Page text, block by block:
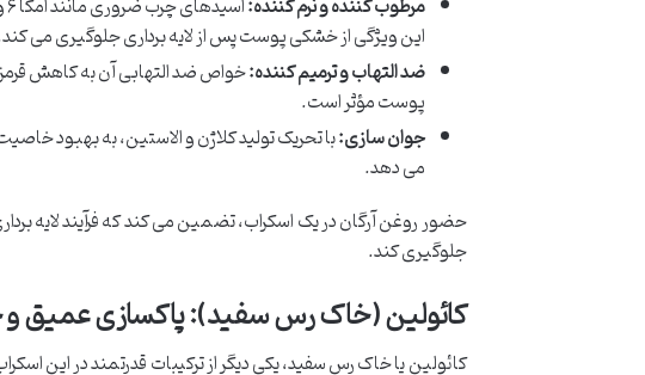
این ویژگی از خشکی پوست پس از لایه برداری جلوگیری می
ضد التهاب و ترمیم کننده:خواص ضد التهابی آن به کاهش
پوست مؤثر است.
جوان سازی:با تحریک تولید کلاژن و الاستین، به بهبود
می دهد.
حضور روغن آرگان در یک اسکراب، تضمین می کند که فرآیند لایه
جلوگیری کند.
کائولین (خاک رس سفید): پاکسازی عمیق
کائولین یا خاک رس سفید، یکی دیگر از ترکیبات قدرتمند در این